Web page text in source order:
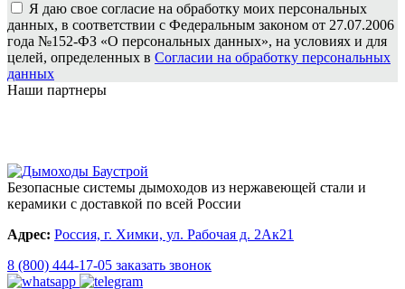
Я даю свое согласие на обработку моих персональных
данных, в соответствии с Федеральным законом от 27.07.2006
года №152-ФЗ «О персональных данных», на условиях и для
целей, определенных в Согласии на обработку персональных
данных
Наши партнеры
Безопасные системы дымоходов из нержавеющей стали и
керамики с доставкой по всей России
Адрес: Россия, г. Химки, ул. Рабочая д. 2Ак21
8 (800) 444-17-05 заказать звонок